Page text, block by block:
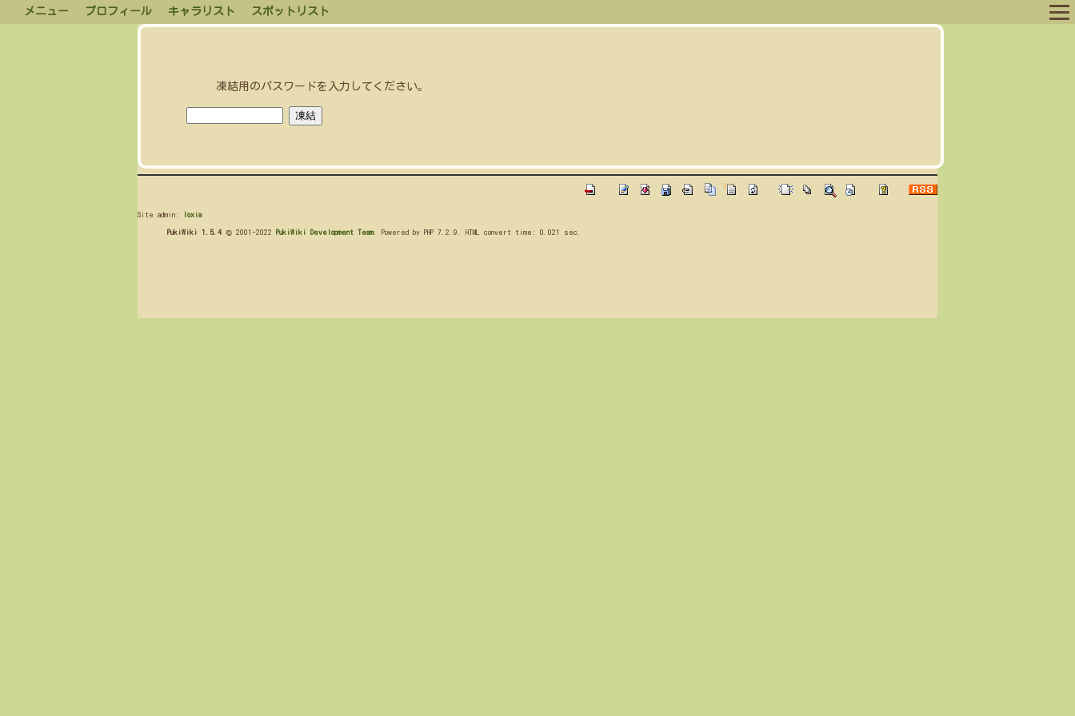
メニュー プロフィール キャラリスト スポットリスト
凍結用のパスワードを入力してください。
Site admin: loxia
PukiWiki 1.5.4 © 2001-2022 PukiWiki Development Team. Powered by PHP 7.2.9. HTML convert time: 0.021 sec.